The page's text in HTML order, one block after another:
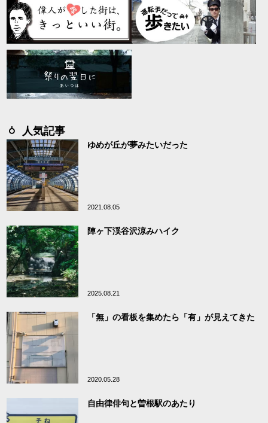
人気記事
ゆめが丘が夢みたいだった
2021.08.05
陣ヶ下渓谷沢涼みハイク
2025.08.21
「無」の看板を集めたら「有」が見えてきた
2020.05.28
自由律俳句と曽根駅のあたり